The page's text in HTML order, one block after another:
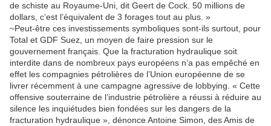
de schiste au Royaume-Uni, dit Geert de Cock. 50 millions de
dollars, c’est l’équivalent de 3 forages tout au plus. »
~Peut-être ces investissements symboliques sont-ils surtout, pour
Total et GDF Suez, un moyen de faire pression sur le
gouvernement français. Que la fracturation hydraulique soit
interdite dans de nombreux pays européens n’a pas empêché en
effet les compagnies pétrolières de l’Union européenne de se
livrer récemment à une campagne agressive de lobbying. « Cette
offensive souterraine de l’industrie pétrolière a réussi à réduire au
silence les inquiétudes bien fondées sur les dangers de la
fracturation hydraulique », dénonce Antoine Simon, des Amis de